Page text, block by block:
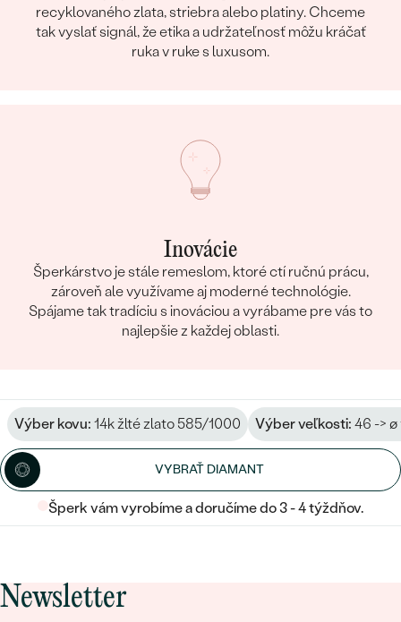
recyklovaného zlata, striebra alebo platiny. Chceme
tak vyslať signál, že etika a udržateľnosť môžu kráčať
ruka v ruke s luxusom.
Inovácie
Šperkárstvo je stále remeslom, ktoré ctí ručnú prácu,
zároveň ale využívame aj moderné technológie.
Spájame tak tradíciu s inováciou a vyrábame pre vás to
najlepšie z každej oblasti.
Výber kovu: 14k žlté zlato 585/1000 Výber veľkosti: 46 -> ø
VYBRAŤ DIAMANT
Šperk vám vyrobíme a doručíme do 3 - 4 týždňov.
Newsletter